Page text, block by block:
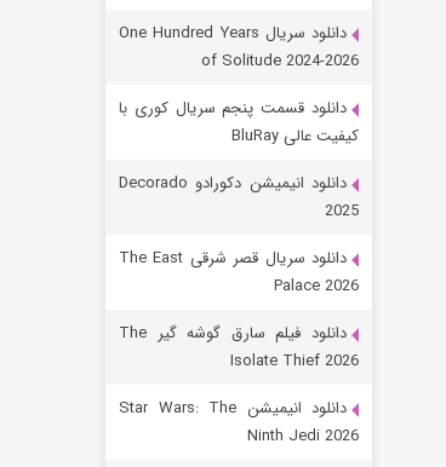
رویایی برای تو
قسمت
دانلود سریال One Hundred Years
of Solitude 2024-2026
دانلود قسمت پنجم سریال کوری با
کیفیت عالی BluRay
دانلود انیمیشن دکورادو Decorado
2025
دانلود سریال قصر شرقی The East
Palace 2026
دانلود فیلم سارق گوشه گیر The
Isolate Thief 2026
دانلود انیمیشن Star Wars: The
Ninth Jedi 2026